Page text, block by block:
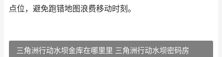
点位，避免跑错地图浪费移动时刻。
三角洲行动水坝金库在哪里里 三角洲行动水坝密码房